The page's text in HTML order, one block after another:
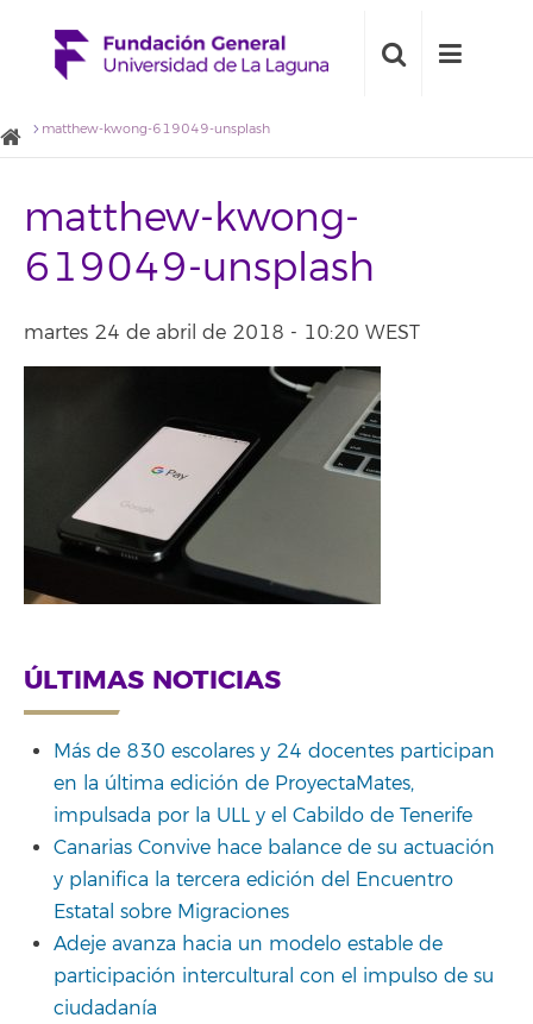
matthew-kwong-619049-unsplash
matthew-kwong-
619049-unsplash
martes 24 de abril de 2018 - 10:20 WEST
ÚLTIMAS NOTICIAS
Más de 830 escolares y 24 docentes participan
en la última edición de ProyectaMates,
impulsada por la ULL y el Cabildo de Tenerife
Canarias Convive hace balance de su actuación
y planifica la tercera edición del Encuentro
Estatal sobre Migraciones
Adeje avanza hacia un modelo estable de
participación intercultural con el impulso de su
ciudadanía